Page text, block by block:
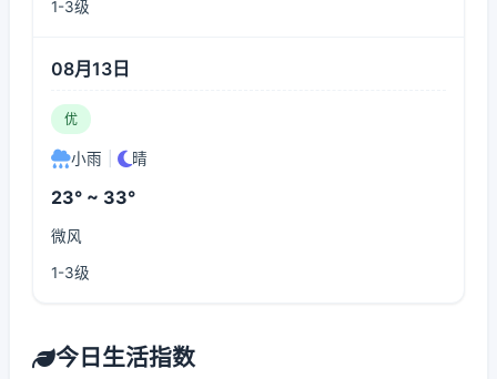
1-3级
08月13日
优
小雨 晴
23° ~ 33°
微风
1-3级
今日生活指数